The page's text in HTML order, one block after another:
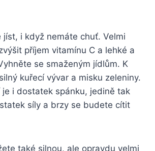
jíst, i když nemáte chuť. Velmi
příjem vitamínu C a lehké a
se smaženým jídlům. K
kuřecí vývar a misku zeleniny.
je i dostatek spánku, jedině tak
síly a brzy se budete cítit
také silnou, ale opravdu velmi